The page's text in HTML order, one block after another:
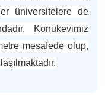
üniversitelere de
Konukevimiz
mesafede olup,